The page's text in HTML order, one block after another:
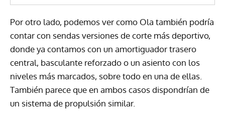
Por otro lado, podemos ver como Ola también podría
contar con sendas versiones de corte más deportivo,
donde ya contamos con un amortiguador trasero
central, basculante reforzado o un asiento con los
niveles más marcados, sobre todo en una de ellas.
También parece que en ambos casos dispondrían de
un sistema de propulsión similar.